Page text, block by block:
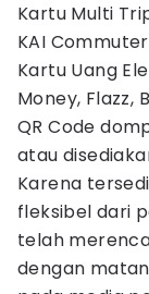
Kartu Multi
KAI
Kartu Uang
Money, Flazz,
QR Code
atau
Karena
fleksibel dari
telah
dengan